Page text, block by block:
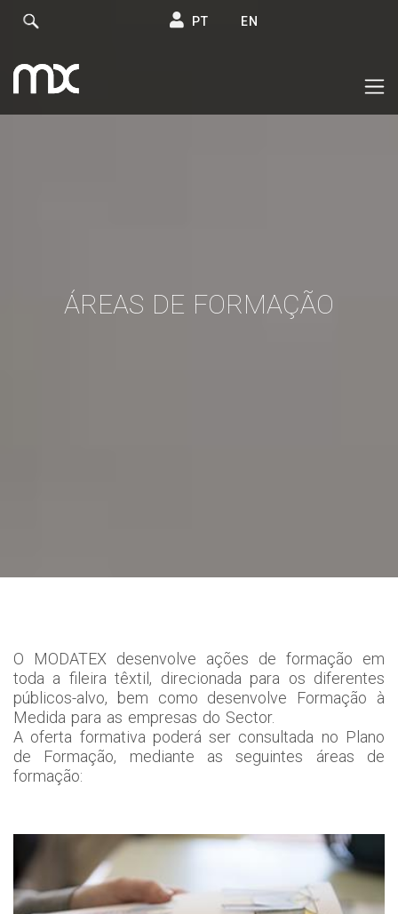
PT EN
ÁREAS DE FORMAÇÃO
O MODATEX desenvolve ações de formação em
toda a fileira têxtil, direcionada para os diferentes
públicos-alvo, bem como desenvolve Formação à
Medida para as empresas do Sector.
A oferta formativa poderá ser consultada no Plano
de Formação, mediante as seguintes áreas de
formação: